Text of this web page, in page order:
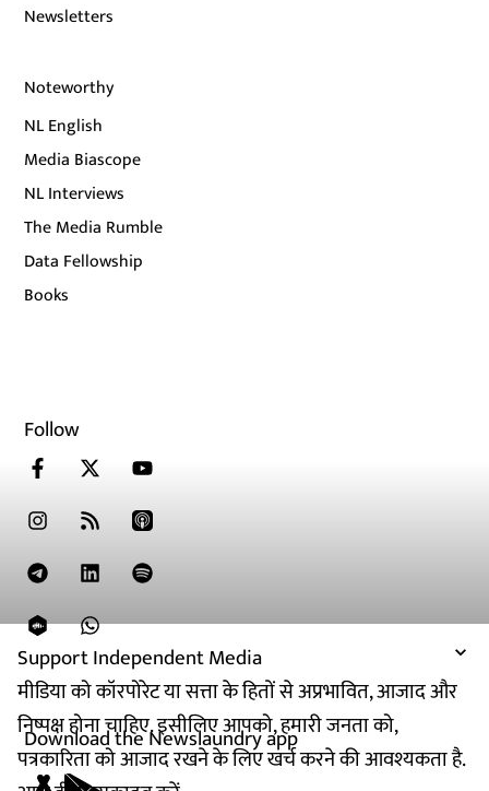
Support Independent Media
मीडिया को कॉरपोरेट या सत्ता के हितों से अप्रभावित, आजाद और
निष्पक्ष होना चाहिए. इसीलिए आपको, हमारी जनता को,
पत्रकारिता को आजाद रखने के लिए खर्च करने की आवश्यकता है.
Newsletters
Noteworthy
NL English
Media Biascope
NL Interviews
The Media Rumble
Data Fellowship
Books
Follow
Download the Newslaundry app